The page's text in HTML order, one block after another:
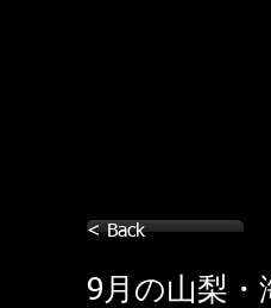
< Back
9月の山梨・